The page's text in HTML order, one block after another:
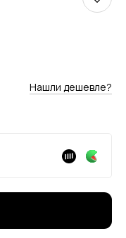
Нашли дешевле?